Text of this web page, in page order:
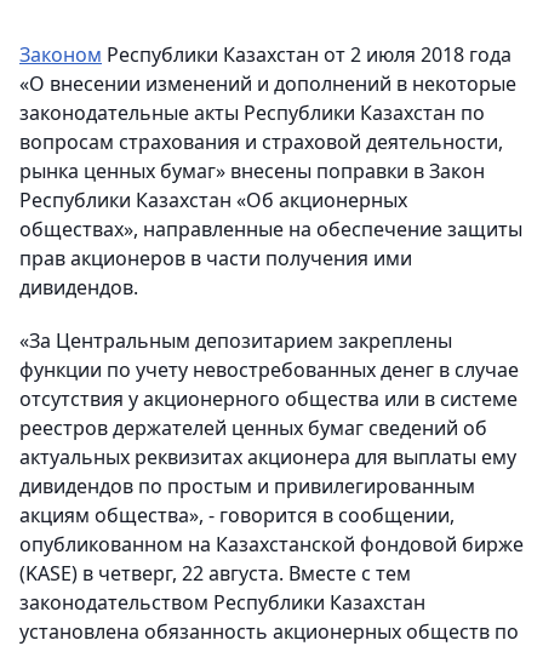
Законом Республики Казахстан от 2 июля 2018 года
«О внесении изменений и дополнений в некоторые
законодательные акты Республики Казахстан по
вопросам страхования и страховой деятельности,
рынка ценных бумаг» внесены поправки в Закон
Республики Казахстан «Об акционерных
обществах», направленные на обеспечение защиты
прав акционеров в части получения ими
дивидендов.
«За Центральным депозитарием закреплены
функции по учету невостребованных денег в случае
отсутствия у акционерного общества или в системе
реестров держателей ценных бумаг сведений об
актуальных реквизитах акционера для выплаты ему
дивидендов по простым и привилегированным
акциям общества», - говорится в сообщении,
опубликованном на Казахстанской фондовой бирже
(KASE) в четверг, 22 августа. Вместе с тем
законодательством Республики Казахстан
установлена обязанность акционерных обществ по